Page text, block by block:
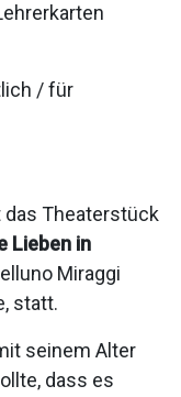
/ für
das Theaterstück
Lieben in
Miraggi
statt.
seinem Alter
dass es